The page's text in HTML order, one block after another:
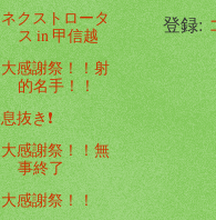
登録:
ネクストロータ
ス in 甲信越
大感謝祭！！射
的名手！！
息抜き❗️
大感謝祭！！無
事終了
大感謝祭！！